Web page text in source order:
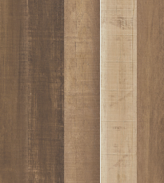
D011 D012